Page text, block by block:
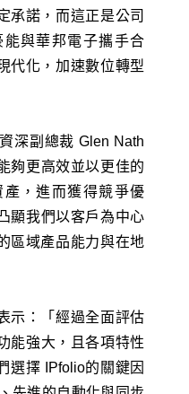
承諾，而這正是公司
與華邦電子攜手合
代化，加速數位轉型
深副總裁 Glen Nath
夠更高效並以更佳的
，進而獲得競爭優
顯我們以客戶為中心
區域產品能力與在地
示：「經過全面評估
能強大，且各項特性
選擇 IPfolio的關鍵因